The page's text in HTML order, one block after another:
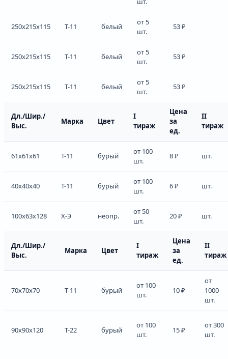
250x215x115 Т-11 белый
от 5
шт.
53 ₽
250x215x115 Т-11 белый
от 5
шт.
53 ₽
250x215x115 Т-11 белый
от 5
шт.
53 ₽
Дл./Шир./
Выс.
Марка Цвет
I
тираж
Цена
за
ед.
II
тираж
61x61x61 Т-11 бурый
от 100
шт.
8 ₽ шт.
40x40x40 Т-11 бурый
от 100
шт.
6 ₽ шт.
100x63x128 Х-Э неопр.
от 50
шт.
20 ₽ шт.
Дл./Шир./
Выс.
Марка Цвет
I
тираж
Цена
за
ед.
II
тираж
70x70x70 Т-11 бурый
от 100
шт.
10 ₽
от
1000
шт.
90x90x120 Т-22 бурый
от 100
шт.
15 ₽
от 300
шт.